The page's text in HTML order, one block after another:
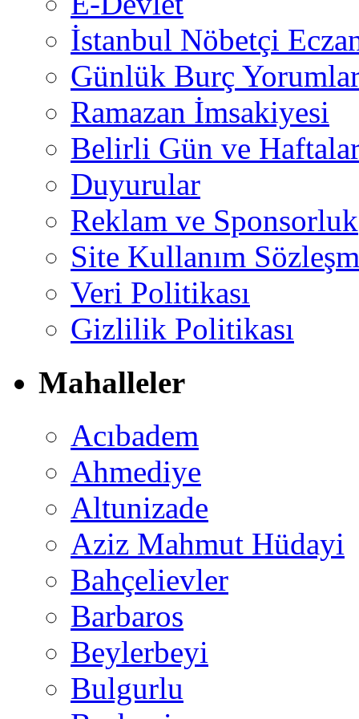
İstanbul Nöbetçi
Günlük Burç
Ramazan İmsakiyesi
Belirli Gün ve
Duyurular
Reklam ve Sponsorluk
Site Kullanım
Veri Politikası
Gizlilik Politikası
Mahalleler
Acıbadem
Ahmediye
Altunizade
Aziz Mahmut Hüdayi
Bahçelievler
Barbaros
Beylerbeyi
Bulgurlu